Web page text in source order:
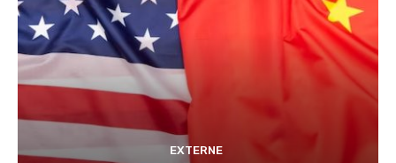
EXTERNE